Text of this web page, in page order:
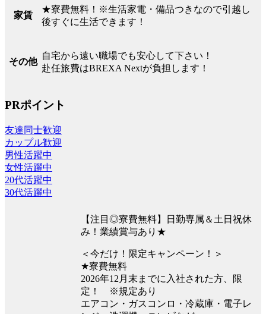
家賃
★寮費無料！※生活家電・備品つきなので引越し
後すぐに生活できます！
その他
自宅から遠い職場でも安心して下さい！
赴任旅費はBREXA Nextが負担します！
PRポイント
友達同士歓迎
カップル歓迎
男性活躍中
女性活躍中
20代活躍中
30代活躍中
【注目◎寮費無料】日勤専属＆土日祝休
み！業績賞与あり★
＜今だけ！限定キャンペーン！＞
★寮費無料
2026年12月末までに入社された方、限
定！ ※規定あり
エアコン・ガスコンロ・冷蔵庫・電子レ